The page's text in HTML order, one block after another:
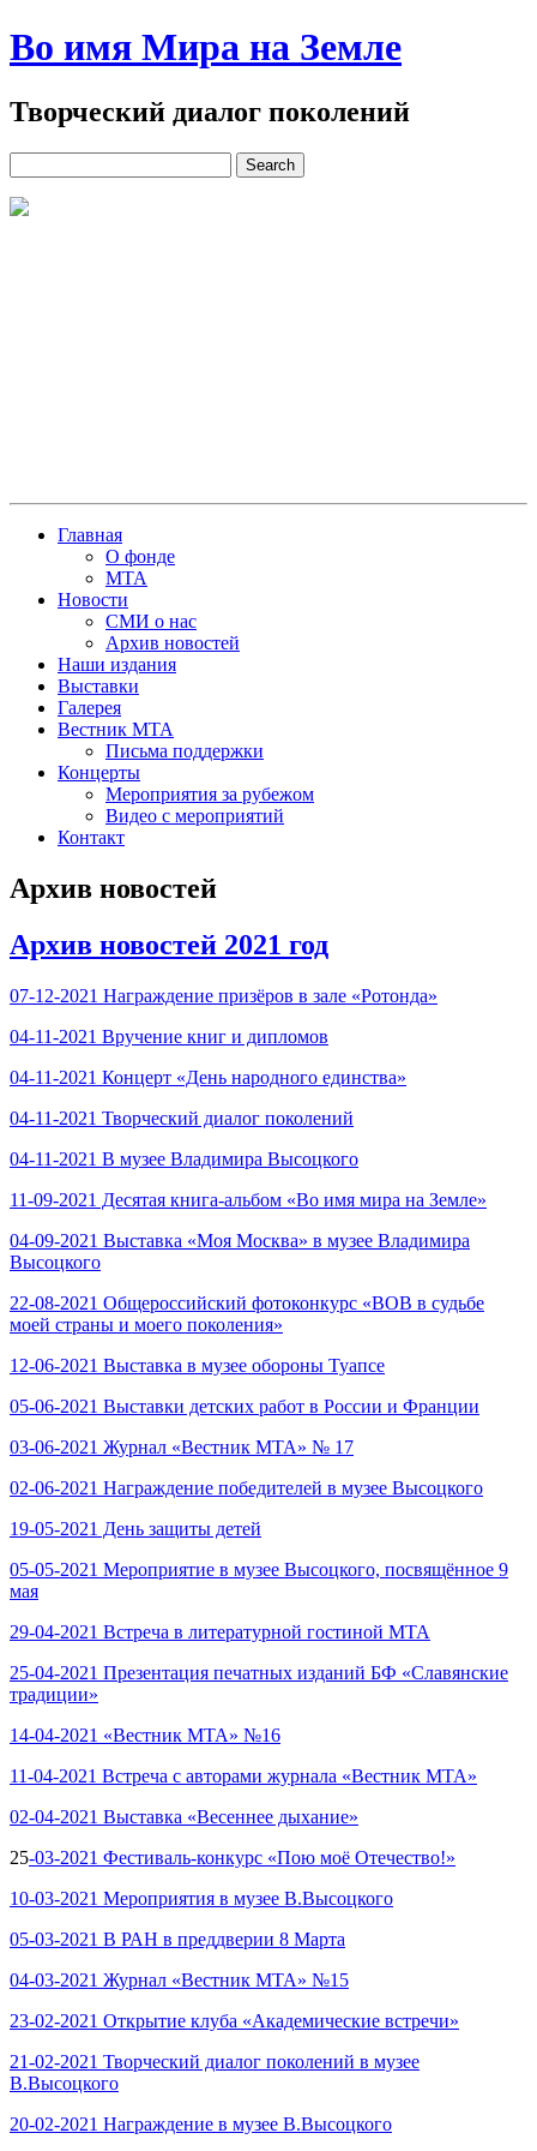
Во имя Мира на Земле
Творческий диалог поколений
Главная
О фонде
МТА
Новости
СМИ о нас
Архив новостей
Наши издания
Выставки
Галерея
Вестник МТА
Письма поддержки
Концерты
Мероприятия за рубежом
Видео с мероприятий
Контакт
Архив новостей
Архив новостей 2021 год
07-12-2021 Награждение призёров в зале «Ротонда»
04-11-2021 Вручение книг и дипломов
04-11-2021 Концерт «День народного единства»
04-11-2021 Творческий диалог поколений
04-11-2021 В музее Владимира Высоцкого
11-09-2021 Десятая книга-альбом «Во имя мира на Земле»
04-09-2021 Выставка «Моя Москва» в музее Владимира
Высоцкого
22-08-2021 Общероссийский фотоконкурс «ВОВ в судьбе
моей страны и моего поколения»
12-06-2021 Выставка в музее обороны Туапсе
05-06-2021 Выставки детских работ в России и Франции
03-06-2021 Журнал «Вестник МТА» № 17
02-06-2021 Награждение победителей в музее Высоцкого
19-05-2021 День защиты детей
05-05-2021 Мероприятие в музее Высоцкого, посвящённое 9
мая
29-04-2021 Встреча в литературной гостиной МТА
25-04-2021 Презентация печатных изданий БФ «Славянские
традиции»
14-04-2021 «Вестник МТА» №16
11-04-2021 Встреча с авторами журнала «Вестник МТА»
02-04-2021 Выставка «Весеннее дыхание»
25-03-2021 Фестиваль-конкурс «Пою моё Отечество!»
10-03-2021 Мероприятия в музее В.Высоцкого
05-03-2021 В РАН в преддверии 8 Марта
04-03-2021 Журнал «Вестник МТА» №15
23-02-2021 Открытие клуба «Академические встречи»
21-02-2021 Творческий диалог поколений в музее
В.Высоцкого
20-02-2021 Награждение в музее В.Высоцкого